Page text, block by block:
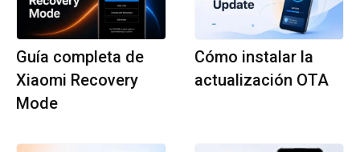
Guía completa de
Xiaomi Recovery
Mode
Cómo instalar la
actualización OTA